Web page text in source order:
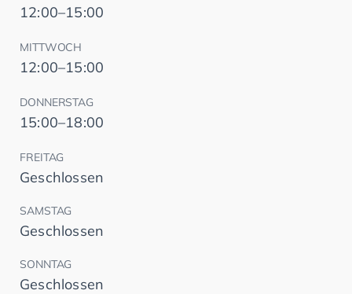
12:00–15:00
MITTWOCH
12:00–15:00
DONNERSTAG
15:00–18:00
FREITAG
Geschlossen
SAMSTAG
Geschlossen
SONNTAG
Geschlossen